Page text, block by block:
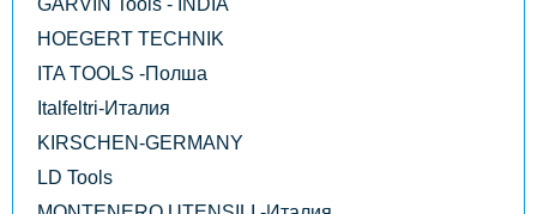
GARVIN Tools - INDIA
HOEGERT TECHNIK
ITA TOOLS -Полша
Italfeltri-Италия
KIRSCHEN-GERMANY
LD Tools